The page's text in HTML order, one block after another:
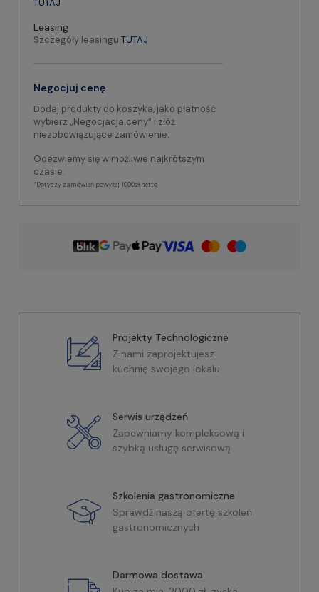
TUTAJ
Leasing
Szczegóły leasingu TUTAJ
Negocjuj cenę
Dodaj produkty do koszyka, jako płatność
wybierz „Negocjacja ceny” i złóż
niezobowiązujące zamówienie.
Odezwiemy się w możliwie najkrótszym
czasie.
*Dotyczy zamówień powyżej 1000zł netto
Projekty Technologiczne
Z nami zaprojektujesz
kuchnię swojego lokalu
Serwis urządzeń
Zapewniamy kompleksową i
szybką usługę serwisową
Szkolenia gastronomiczne
Sprawdź naszą ofertę szkoleń
gastronomicznych
Darmowa dostawa